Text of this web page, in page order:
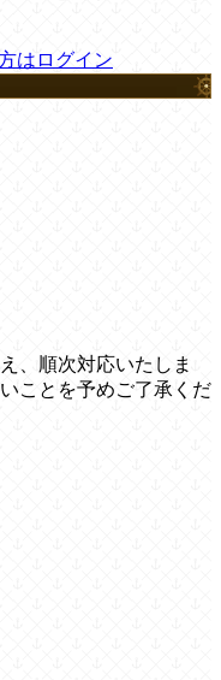
はログイン
、順次対応いたしま
ことを予めご了承くだ